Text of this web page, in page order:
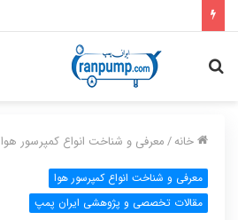
خانه /معرفی و شناخت انواع کمپرسور هوا
معرفی و شناخت انواع کمپرسور هوا
مقالات تخصصی و پژوهشی ایران پمپ